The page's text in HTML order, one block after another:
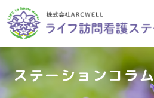
ステーションコラム